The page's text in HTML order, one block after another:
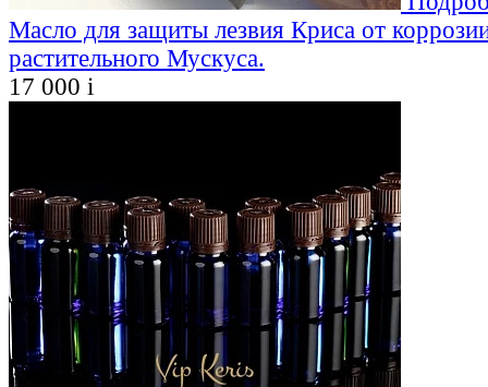
Масло для защиты лезвия Криса от
растительного Мускуса.
17 000 i